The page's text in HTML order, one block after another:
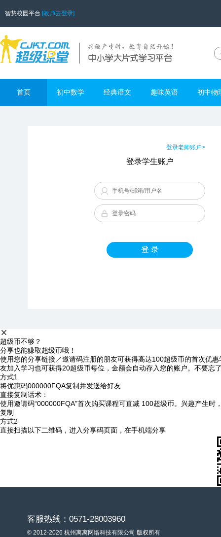
智慧校园平台 [教师去登录]
首页 初中数学 经典语文 趣味英语 初中物
登录老师账户>
登录学生账户
登 录
超级币不够？
分享也能赚取超级币哦！
使用您的分享链接／邀请码注册的朋友可获得高达100超级币的首次优
友加入学习也可获得20超级币每位，金额会自动存入您的账户。不要忘
方式1
将优惠码000000FQA复制并发送给好友
直接复制话术：
使用邀请码“000000FQA”首次购买课程可直减 100超级币。兴趣产生时
复制
方式2
直接扫描以下二维码，进入分享码页面，在手机端分享
客服热线：0571-28003960
© 2012-2026 杭州离离网络科技有限公司 版权所有